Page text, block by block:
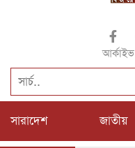
আর্কাইভ
সারাদেশ জাতীয়